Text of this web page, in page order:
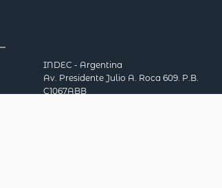
INDEC - Argentina
Av. Presidente Julio A. Roca 609. P.B.
C1067ABB